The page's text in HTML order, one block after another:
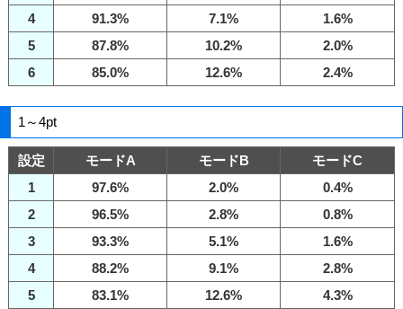
4
91.3% 7.1%
1.6%
5
87.8% 10.2%
2.0%
6
85.0% 12.6% 2.4%
1～4pt
設定 モードA モードB
モードC
1
97.6% 2.0%
0.4%
2
96.5% 2.8%
0.8%
3
93.3% 5.1%
1.6%
4
88.2% 9.1%
2.8%
5
83.1% 12.6%
4.3%